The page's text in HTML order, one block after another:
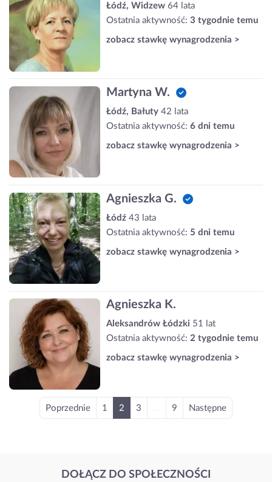
Łódź, Widzew 64 lata
Ostatnia aktywność: 3 tygodnie temu
zobacz stawkę wynagrodzenia >
Martyna W.
Łódź, Bałuty 42 lata
Ostatnia aktywność: 6 dni temu
zobacz stawkę wynagrodzenia >
Agnieszka G.
Łódź 43 lata
Ostatnia aktywność: 5 dni temu
zobacz stawkę wynagrodzenia >
Agnieszka K.
Aleksandrów Łódzki 51 lat
Ostatnia aktywność: 2 tygodnie temu
zobacz stawkę wynagrodzenia >
Poprzednie 1 2 3 9 Następne
DOŁĄCZ DO SPOŁECZNOŚCI